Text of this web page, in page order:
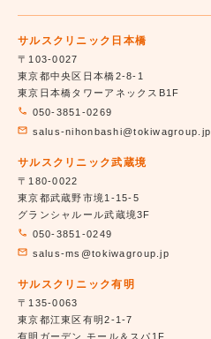
サルスクリニック日本橋
〒103-0027
東京都中央区日本橋2-8-1
東京日本橋タワーアネックスB1F
050-3851-0269
salus-nihonbashi@tokiwagroup.jp
サルスクリニック武蔵境
〒180-0022
東京都武蔵野市境1-15-5
グランシャルール武蔵境3F
050-3851-0249
salus-ms@tokiwagroup.jp
サルスクリニック有明
〒135-0063
東京都江東区有明2-1-7
有明ガーデン モール＆スパ1F